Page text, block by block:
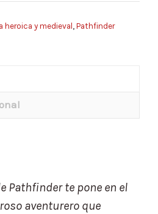
heroica y medieval Pathfinder
Pathfinder te pone en el
aventurero que